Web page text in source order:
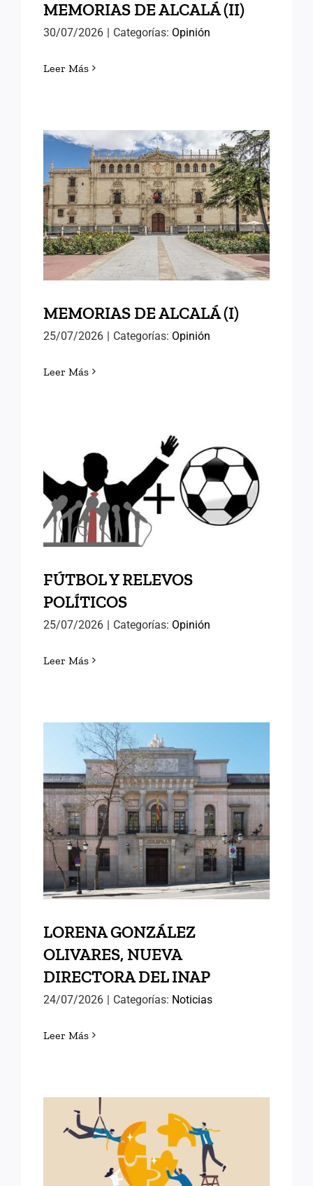
MEMORIAS DE ALCALÁ (II)
30/07/2026 | Categorías: Opinión
Leer Más
MEMORIAS DE ALCALÁ (I)
MEMORIAS DE ALCALÁ (I)
25/07/2026 | Categorías: Opinión
Leer Más
FÚTBOL Y RELEVOS
POLÍTICOS
FÚTBOL Y RELEVOS
POLÍTICOS
25/07/2026 | Categorías: Opinión
Leer Más
LORENA GONZÁLEZ
OLIVARES, NUEVA
DIRECTORA DEL INAP
LORENA GONZÁLEZ
OLIVARES, NUEVA
DIRECTORA DEL INAP
24/07/2026 | Categorías: Noticias
Leer Más
POLÍTICAS PÚBLICAS DE
ÉXITO